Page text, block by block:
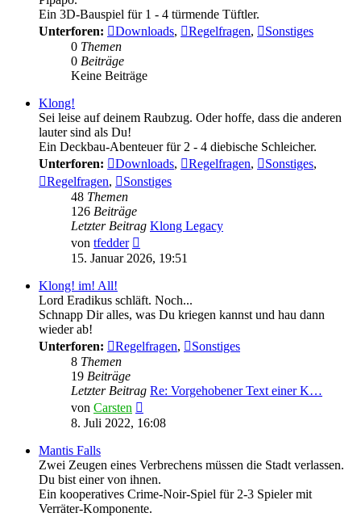
Ein 3D-Bauspiel für 1 - 4 türmende Tüftler.
Unterforen:
Downloads, Regelfragen,
Sonstiges
0 Themen
0 Beiträge
Keine Beiträge
Klong!
Sei leise auf deinem Raubzug. Oder hoffe, dass die anderen
lauter sind als Du!
Ein Deckbau-Abenteuer für 2 - 4 diebische Schleicher.
Unterforen:
Downloads, Regelfragen, Sonstiges,
Regelfragen,
Sonstiges
48 Themen
126 Beiträge
Letzter Beitrag Klong Legacy
von tfedder
Beitrag
15. Januar 2026, 19:51
Klong! im! All!
Lord Eradikus schläft. Noch...
Schnapp Dir alles, was Du kriegen kannst und hau dann
wieder ab!
Unterforen:
Regelfragen,
Sonstiges
8 Themen
19 Beiträge
Letzter Beitrag Re: Vorgehobener Text einer K…
von Carsten
Beitrag
8. Juli 2022, 16:08
Mantis Falls
Zwei Zeugen eines Verbrechens müssen die Stadt verlassen.
Du bist einer von ihnen.
Ein kooperatives Crime-Noir-Spiel für 2-3 Spieler mit
Verräter-Komponente.